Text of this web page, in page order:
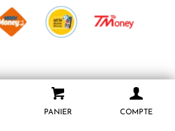
PANIER COMPTE